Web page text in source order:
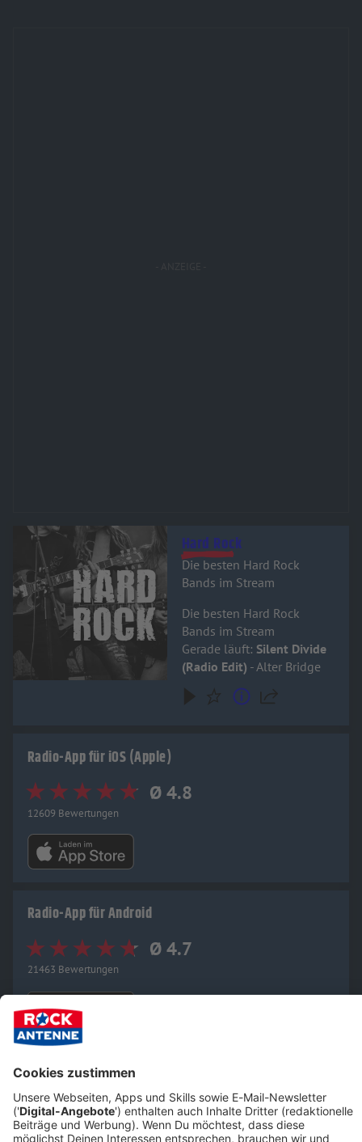
Audiotitel - Hard Rock Hard Rock
Die besten Hard Rock
Bands im Stream
Die besten Hard Rock
Bands im Stream
Gerade läuft: Silent Divide
(Radio Edit) - Alter Bridge
Radio-App für iOS (Apple)
Ø 4.8
12609 Bewertungen
Radio-App für Android
Ø 4.7
21463 Bewertungen
Mehr AC/DC-Spaß auf ROCK ANTENNE in NRW:
Stars & Bands